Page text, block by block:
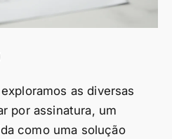
as diversas
por assinatura, um
como uma solução